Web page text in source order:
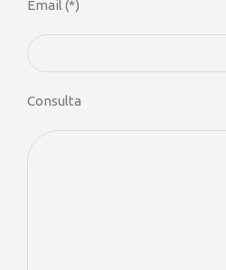
Email (*)
Consulta